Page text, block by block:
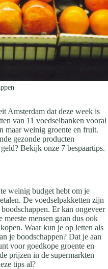
Amsterdam dat deze week is
van 11 voedselbanken vooral
maar weinig groente en fruit.
gezonde producten
Bekijk onze 7 bespaartips.
weinig budget hebt om je
De voedselpakketten zijn
Er kan ongeveer
mensen gaan dus ook
Waar kun je op letten als
je boodschappen? Dat je aan
voor goedkope groente en
prijzen in de supermarkten
tips al?